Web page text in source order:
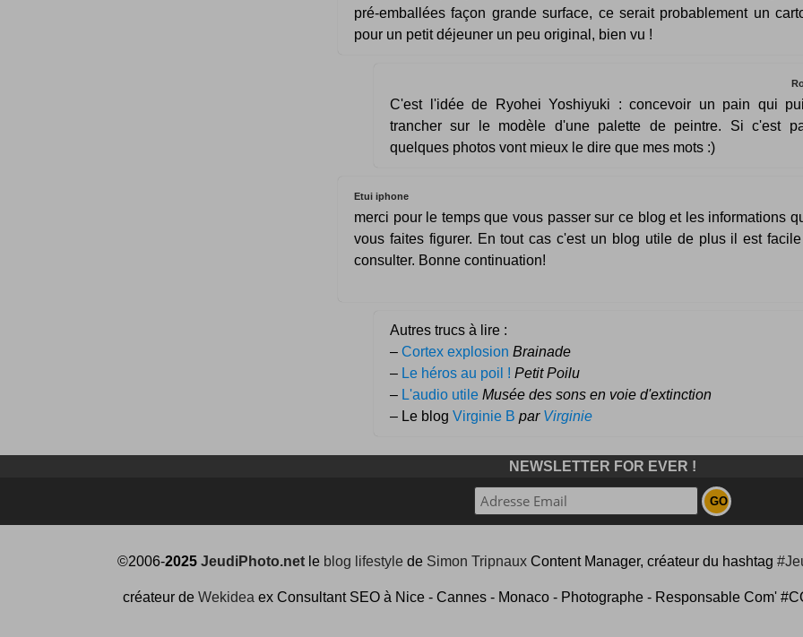
pré-emballées façon grande surface, ce serait probablement un
pour un petit déjeuner un peu original, bien vu !
C'est l'idée de Ryohei Yoshiyuki : concevoir un pain qui
trancher sur le modèle d'une palette de peintre. Si c'est
quelques photos vont mieux le dire que mes mots :)
Etui iphone
merci pour le temps que vous passer sur ce blog et les informations
vous faites figurer. En tout cas c'est un blog utile de plus il est
consulter. Bonne continuation!
Autres trucs à lire :
– Cortex explosion Brainade
– Le héros au poil ! Petit Poilu
– L'audio utile Musée des sons en voie d'extinction
– Le blog Virginie B par Virginie
NEWSLETTER FOR EVER !
©2006-2025 JeudiPhoto.netle blog lifestylede Simon TripnauxContent Manager, créateur du hashtag
créateur de Wekidea ex Consultant SEO à Nice - Cannes - Monaco - Photographe - Responsable Com'